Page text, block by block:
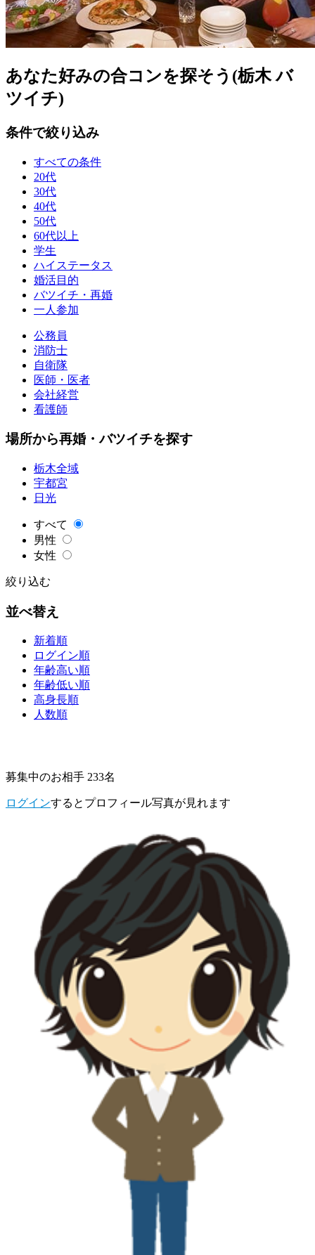
あなた好みの合コンを探そう(栃木 バ
ツイチ)
条件で絞り込み
すべての条件
20代
30代
40代
50代
60代以上
学生
ハイステータス
婚活目的
バツイチ・再婚
一人参加
公務員
消防士
自衛隊
医師・医者
会社経営
看護師
場所から再婚・バツイチを探す
栃木全域
宇都宮
日光
すべて
男性
女性
絞り込む
並べ替え
新着順
ログイン順
年齢高い順
年齢低い順
高身長順
人数順
募集中のお相手 233名
ログインするとプロフィール写真が見れます